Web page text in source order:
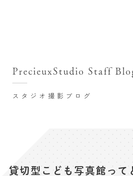
七五三お参り用着物レン
お宮参り写真撮影
ハーフバースデー撮影
卒業袴･卒業写真撮影
スタジオ撮影ブログ
PrecieuxStudio Staff
貸切型こども写真館って